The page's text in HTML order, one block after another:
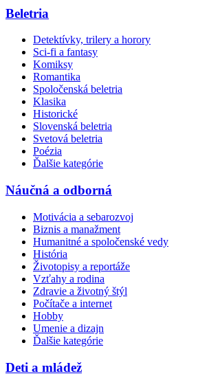
Beletria
Detektívky, trilery a horory
Sci-fi a fantasy
Komiksy
Romantika
Spoločenská beletria
Klasika
Historické
Slovenská beletria
Svetová beletria
Poézia
Ďalšie kategórie
Náučná a odborná
Motivácia a sebarozvoj
Biznis a manažment
Humanitné a spoločenské vedy
História
Životopisy a reportáže
Vzťahy a rodina
Zdravie a životný štýl
Počítače a internet
Hobby
Umenie a dizajn
Ďalšie kategórie
Deti a mládež